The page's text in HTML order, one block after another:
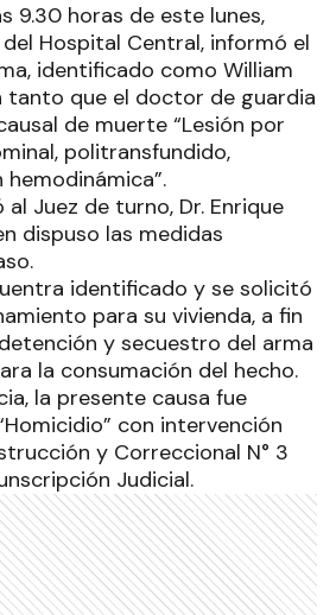
9.30 horas de este lunes,
Hospital Central, informó el
identificado como William
tanto que el doctor de guardia
de muerte “Lesión por
politransfundido,
Juez de turno, Dr. Enrique
dispuso las medidas
identificado y se solicitó
para su vivienda, a fin
y secuestro del arma
la consumación del hecho.
la presente causa fue
con intervención
y Correccional N° 3
Judicial.